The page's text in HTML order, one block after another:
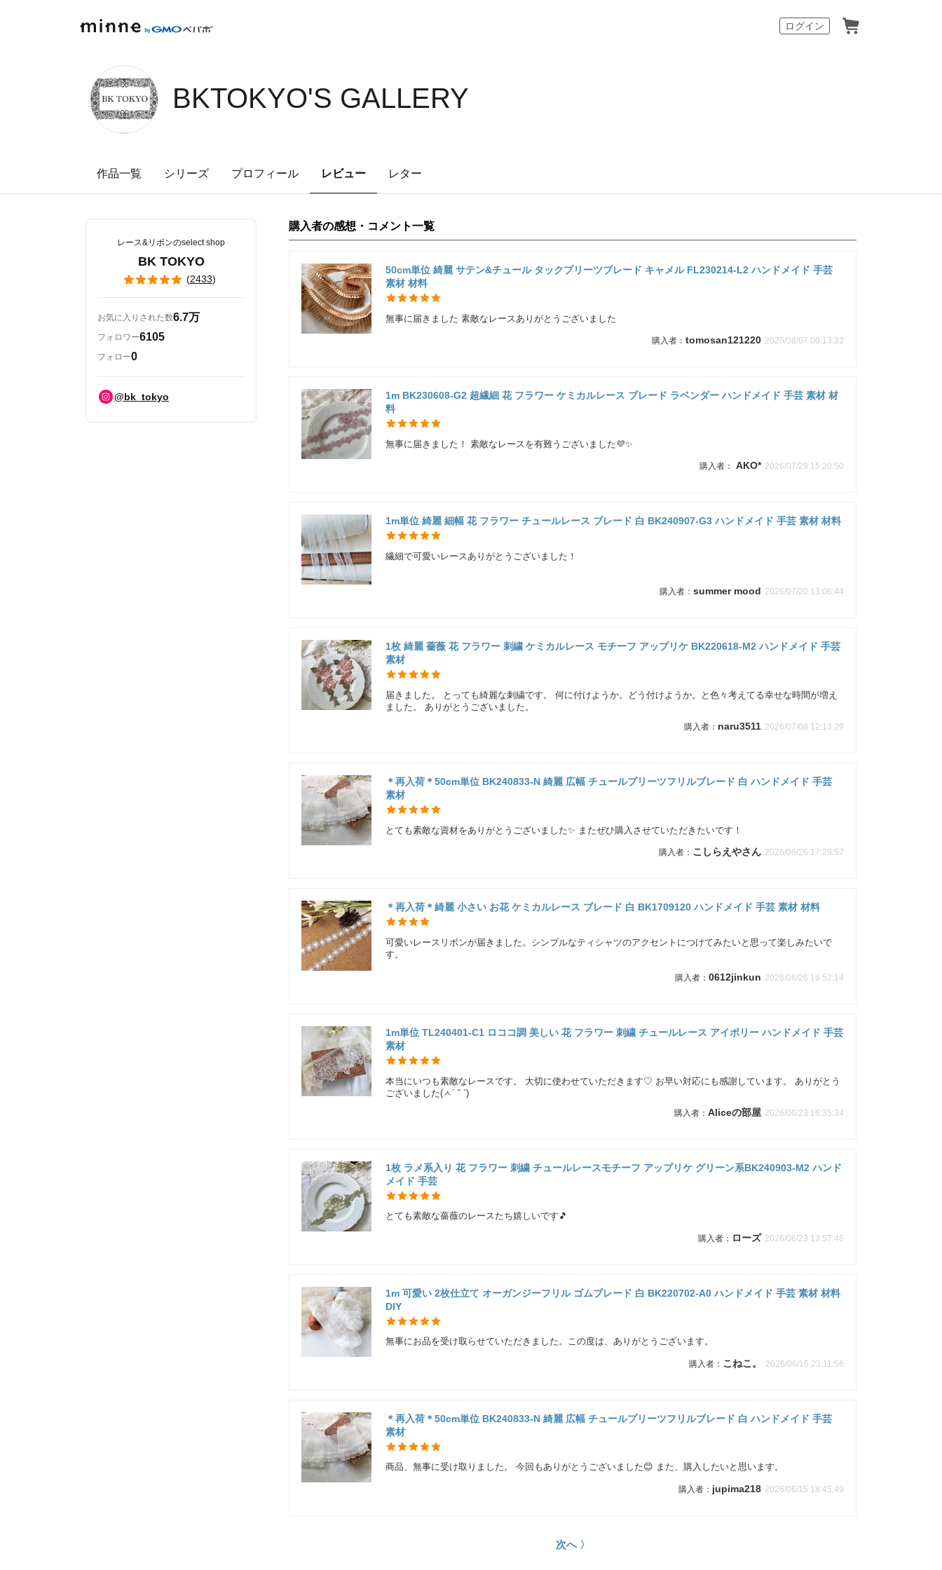
ログイン
BKTOKYO'S GALLERY
作品一覧 シリーズ プロフィール レビュー レター
レース&リボンのselect shop
BK TOKYO
(2433)
お気に入りされた数6.7万
フォロワー6105
フォロー0
@bk_tokyo
購入者の感想・コメント一覧
50cm単位 綺麗 サテン&チュール タックプリーツブレード キャメル FL230214-L2 ハンドメイド 手芸
素材 材料
無事に届きました 素敵なレースありがとうございました
tomosan121220 2026/08/07 00:13:32
1m BK230608-G2 超繊細 花 フラワー ケミカルレース ブレード ラベンダー ハンドメイド 手芸 素材 材
料
無事に届きました！ 素敵なレースを有難うございました💜✨
AKO* 2026/07/29 15:20:50
1m単位 綺麗 細幅 花 フラワー チュールレース ブレード 白 BK240907-G3 ハンドメイド 手芸 素材 材料
繊細で可愛いレースありがとうございました！
summer mood 2026/07/20 13:06:44
1枚 綺麗 薔薇 花 フラワー 刺繍 ケミカルレース モチーフ アップリケ BK220618-M2 ハンドメイド 手芸
素材
届きました。 とっても綺麗な刺繍です。 何に付けようか。どう付けようか。と色々考えてる幸せな時間が増え
ました。 ありがとうございました。
naru3511 2026/07/08 12:13:29
＊再入荷＊50cm単位 BK240833-N 綺麗 広幅 チュールプリーツフリルブレード 白 ハンドメイド 手芸
素材
とても素敵な資材をありがとうございました✨ またぜひ購入させていただきたいです！
こしらえやさん 2026/06/26 17:29:57
＊再入荷＊綺麗 小さい お花 ケミカルレース ブレード 白 BK1709120 ハンドメイド 手芸 素材 材料
可愛いレースリボンが届きました。シンプルなティシャツのアクセントにつけてみたいと思って楽しみたいで
す。
0612jinkun 2026/06/26 16:52:14
1m単位 TL240401-C1 ロココ調 美しい 花 フラワー 刺繍 チュールレース アイボリー ハンドメイド 手芸
素材
本当にいつも素敵なレースです。 大切に使わせていただきます♡ お早い対応にも感謝しています。 ありがとう
ございました(ㅅ´ ˘ `)
Aliceの部屋 2026/06/23 16:35:34
1枚 ラメ系入り 花 フラワー 刺繍 チュールレースモチーフ アップリケ グリーン系BK240903-M2 ハンド
メイド 手芸
とても素敵な薔薇のレースたち嬉しいです🎵
ローズ 2026/06/23 13:57:46
1m 可愛い 2枚仕立て オーガンジーフリル ゴムブレード 白 BK220702-A0 ハンドメイド 手芸 素材 材料
DIY
無事にお品を受け取らせていただきました。この度は、ありがとうございます。
こねこ。 2026/06/15 23:11:56
＊再入荷＊50cm単位 BK240833-N 綺麗 広幅 チュールプリーツフリルブレード 白 ハンドメイド 手芸
素材
商品、無事に受け取りました。 今回もありがとうございました😊 また、購入したいと思います。
jupima218 2026/06/15 18:45:49
次へ 〉